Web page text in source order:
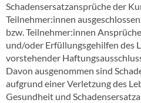
Schadensersatzansprüche der
Teilnehmer:innen
bzw. Teilnehmer:innen
und/oder Erfüllungsgehilfen des
vorstehender
Davon ausgenommen sind
aufgrund einer Verletzung des
Gesundheit und